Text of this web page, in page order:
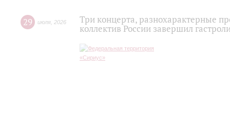
29 июля 2026
Три концерта, разнохарактерные
коллектив России завершил